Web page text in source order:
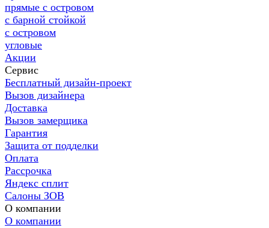
прямые с островом
с барной стойкой
с островом
угловые
Акции
Сервис
Бесплатный дизайн-проект
Вызов дизайнера
Доставка
Вызов замерщика
Гарантия
Защита от подделки
Оплата
Рассрочка
Яндекс сплит
Салоны ЗОВ
О компании
О компании